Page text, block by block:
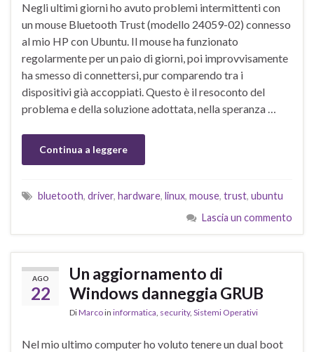
Negli ultimi giorni ho avuto problemi intermittenti con
un mouse Bluetooth Trust (modello 24059-02) connesso
al mio HP con Ubuntu. Il mouse ha funzionato
regolarmente per un paio di giorni, poi improvvisamente
ha smesso di connettersi, pur comparendo tra i
dispositivi già accoppiati. Questo è il resoconto del
problema e della soluzione adottata, nella speranza …
Continua a leggere
bluetooth, driver, hardware, linux, mouse, trust, ubuntu
Lascia un commento
AGO
22
Un aggiornamento di
Windows danneggia GRUB
DiMarcoin informatica, security, Sistemi Operativi
Nel mio ultimo computer ho voluto tenere un dual boot